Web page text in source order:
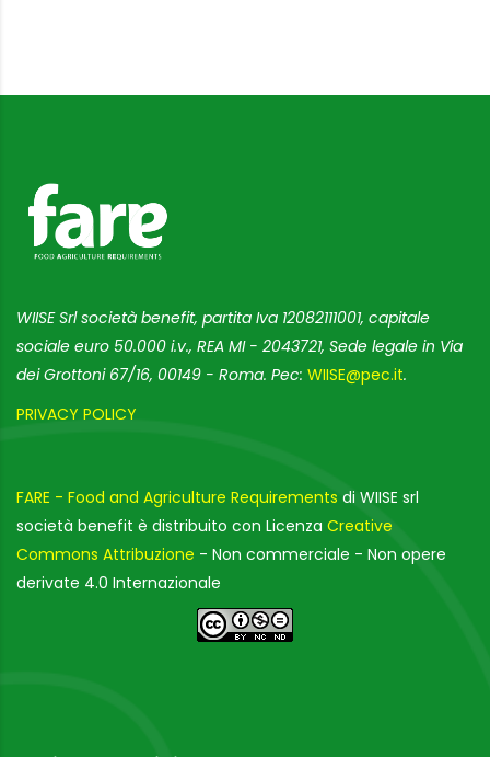
WIISE Srl società benefit, partita Iva 12082111001, capitale
sociale euro 50.000 i.v., REA MI - 2043721, Sede legale in Via
dei Grottoni 67/16, 00149 - Roma. Pec: WIISE@pec.it.
PRIVACY POLICY
FARE - Food and Agriculture Requirements di WIISE srl
società benefit è distribuito con Licenza Creative
Commons Attribuzione - Non commerciale - Non opere
derivate 4.0 Internazionale